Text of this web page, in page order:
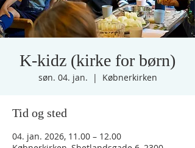
K-kidz (kirke for børn)
søn. 04. jan.
  |
Købnerkirken
Tid og sted
04. jan. 2026, 11.00 – 12.00